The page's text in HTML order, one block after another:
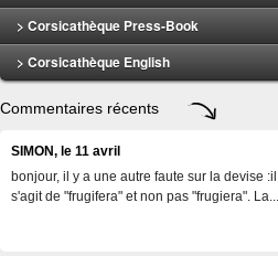
> Corsicathèque Press-Book
> Corsicathèque English
Commentaires récents
SIMON, le 11 avril
bonjour, il y a une autre faute sur la devise :il
s'agit de "frugifera" et non pas "frugiera". La...